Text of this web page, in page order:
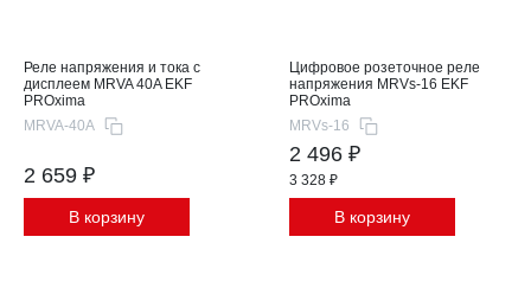
Реле напряжения и тока с
дисплеем MRVA 40A EKF
PROxima
MRVA-40A
2 659 ₽
В корзину
Цифровое розеточное реле
напряжения MRVs-16 EKF
PROxima
MRVs-16
2 496 ₽
3 328 ₽
В корзину